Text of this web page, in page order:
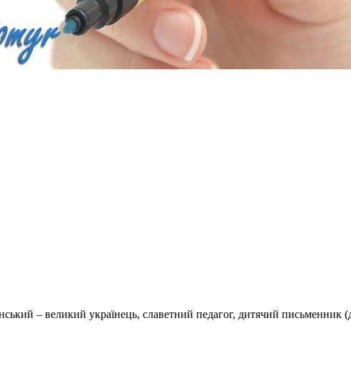
– великий українець, славетний педагог, дитячий письменник